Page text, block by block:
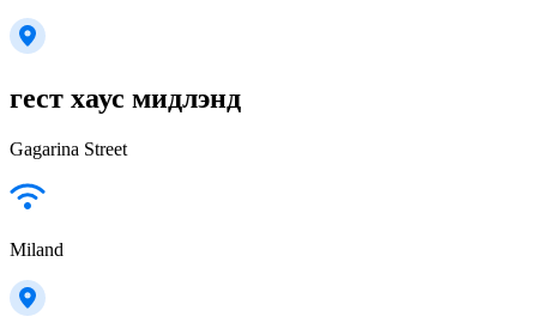
гест хаус мидлэнд
Gagarina Street
Miland